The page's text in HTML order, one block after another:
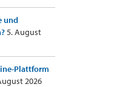
und
5. August
Plattform
2026